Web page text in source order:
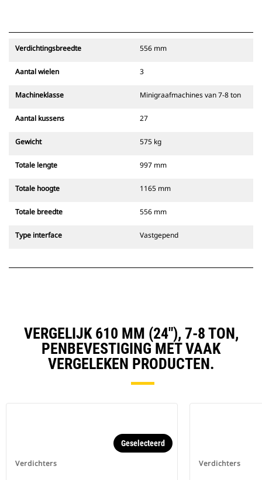
Verdichtingsbreedte 556 mm
Aantal wielen 3
Machineklasse Minigraafmachines van 7-8 ton
Aantal kussens 27
Gewicht 575 kg
Totale lengte 997 mm
Totale hoogte 1165 mm
Totale breedte 556 mm
Type interface Vastgepend
VERGELIJK 610 MM (24"), 7-8 TON,
PENBEVESTIGING MET VAAK
VERGELEKEN PRODUCTEN.
Verdichters
Geselecteerd
Verdichters